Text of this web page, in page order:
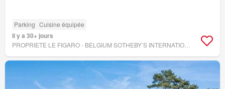
Parking Cuisine équipée
Il y a 30+ jours